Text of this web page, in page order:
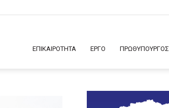
ΕΠΙΚΑΙΡΟΤΗΤΑ ΕΡΓΟ ΠΡΩΘΥΠΟΥΡΓΟΣ